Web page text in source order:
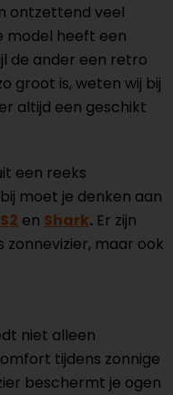
ontzettend veel
model heeft een
de ander een retro
groot is, weten wij bij
altijd een geschikt
een reeks
moet je denken aan
en Shark. Er zijn
zonnevizier, maar ook
niet alleen
tijdens zonnige
beschermt je ogen